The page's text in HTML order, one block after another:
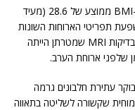
במחקר השתתפו 20 נערות בגילאי 18-20 ו-BMI ממוצע של 28.6 (מעיד
תפריטי הארוחות השונות
על הנערות באמצעות שאלונים, דגימות דם ובדיקות MRI שמטרתן הייתה
שלפני ארוחת הערב.
עתירת חלבונים גרמה
שקשורה לשליטה בתאווה